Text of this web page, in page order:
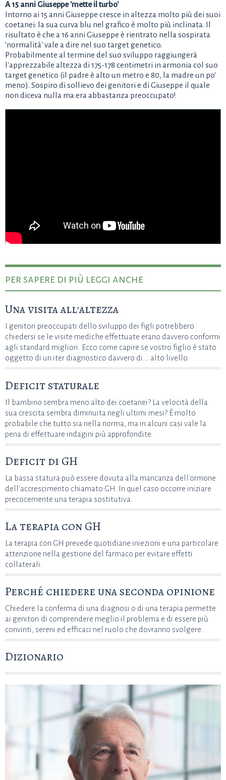
A 15 anni Giuseppe 'mette il turbo'
Intorno ai 15 anni Giuseppe cresce in altezza molto più dei suoi
coetanei: la sua curva blu nel grafico è molto più inclinata. Il
risultato è che a 16 anni Giuseppe è rientrato nella sospirata
'normalità' vale a dire nel suo target genetico.
Probabilmente al termine del suo sviluppo raggiungerà
l'apprezzabile altezza di 175-178 centimetri in armonia col suo
target genetico (il padre è alto un metro e 80, la madre un po'
meno). Sospiro di sollievo dei genitori e di Giuseppe il quale
non diceva nulla ma era abbastanza preoccupato!
per sapere di più leggi anche
Una visita all'altezza
I genitori preoccupati dello sviluppo dei figli potrebbero
chiedersi se le visite mediche effettuate erano davvero conformi
agli standard migliori. Ecco come capire se vostro figlio è stato
oggetto di un iter diagnostico davvero di... alto livello.
Deficit staturale
Il bambino sembra meno alto dei coetanei? La velocità della
sua crescita sembra diminuita negli ultimi mesi? È molto
probabile che tutto sia nella norma, ma in alcuni casi vale la
pena di effettuare indagini più approfondite.
Deficit di GH
La bassa statura può essere dovuta alla mancanza dell'ormone
dell'accrescimento chiamato GH. In quel caso occorre iniziare
precocemente una terapia sostitutiva.
La terapia con GH
La terapia con GH prevede quotidiane iniezioni e una particolare
attenzione nella gestione del farmaco per evitare effetti
collaterali.
Perché chiedere una seconda opinione
Chiedere la conferma di una diagnosi o di una terapia permette
ai genitori di comprendere meglio il problema e di essere più
convinti, sereni ed efficaci nel ruolo che dovranno svolgere.
Dizionario